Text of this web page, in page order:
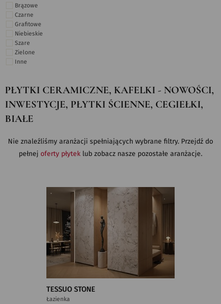
Brązowe
Czarne
Grafitowe
Niebieskie
Szare
Zielone
Inne
PŁYTKI CERAMICZNE, KAFELKI - NOWOŚCI,
INWESTYCJE, PŁYTKI ŚCIENNE, CEGIEŁKI,
BIAŁE
Nie znaleźliśmy aranżacji spełniających wybrane filtry. Przejdź do
pełnej oferty płytek lub zobacz nasze pozostałe aranżacje.
TESSUO STONE
Łazienka